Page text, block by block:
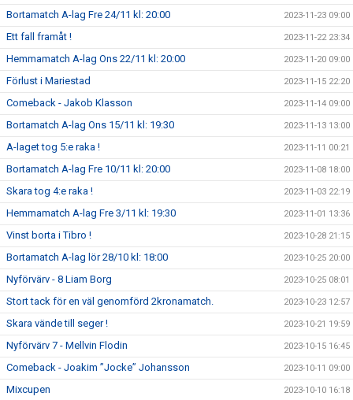
Bortamatch A-lag Fre 24/11 kl: 20:00 2023-11-23 09:00
Ett fall framåt ! 2023-11-22 23:34
Hemmamatch A-lag Ons 22/11 kl: 20:00 2023-11-20 09:00
Förlust i Mariestad 2023-11-15 22:20
Comeback - Jakob Klasson 2023-11-14 09:00
Bortamatch A-lag Ons 15/11 kl: 19:30 2023-11-13 13:00
A-laget tog 5:e raka ! 2023-11-11 00:21
Bortamatch A-lag Fre 10/11 kl: 20:00 2023-11-08 18:00
Skara tog 4:e raka ! 2023-11-03 22:19
Hemmamatch A-lag Fre 3/11 kl: 19:30 2023-11-01 13:36
Vinst borta i Tibro ! 2023-10-28 21:15
Bortamatch A-lag lör 28/10 kl: 18:00 2023-10-25 20:00
Nyförvärv - 8 Liam Borg 2023-10-25 08:01
Stort tack för en väl genomförd 2kronamatch. 2023-10-23 12:57
Skara vände till seger ! 2023-10-21 19:59
Nyförvärv 7 - Mellvin Flodin 2023-10-15 16:45
Comeback - Joakim ”Jocke” Johansson 2023-10-11 09:00
Mixcupen 2023-10-10 16:18